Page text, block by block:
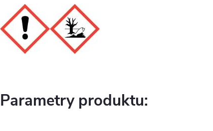
Parametry produktu: